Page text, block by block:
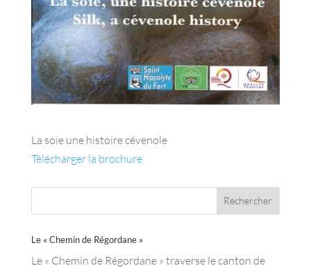
La soie une histoire cévenole
Télécharger la brochure
Le « Chemin de Régordane »
Le « Chemin de Régordane » traverse le canton de